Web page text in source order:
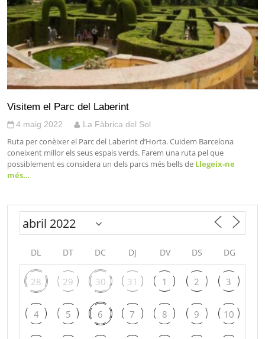
Visitem el Parc del Laberint
4 maig 2022 La Fàbrica del Sol
Ruta per conèixer el Parc del Laberint d’Horta. Cuidem Barcelona
coneixent millor els seus espais verds. Farem una ruta pel que
possiblement es considera un dels parcs més bells de Llegeix-ne
més…
DL DT DC DJ DV DS DG
28 29 30 31 1 2 3
4 5 6 7 8 9 10